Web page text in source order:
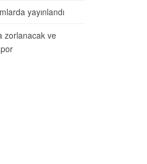
yayınlandı
zorlanacak ve